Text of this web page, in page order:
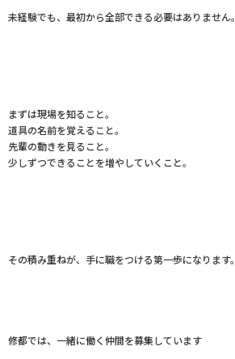
未経験でも、最初から全部できる必要はありません。
まずは現場を知ること。
道具の名前を覚えること。
先輩の動きを見ること。
少しずつできることを増やしていくこと。
その積み重ねが、手に職をつける第一歩になります。
修都では、一緒に働く仲間を募集しています